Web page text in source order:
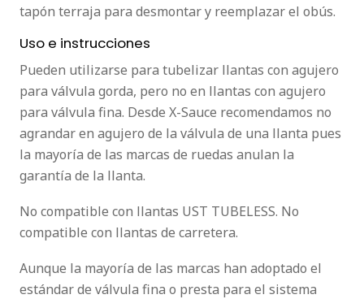
tapón terraja para desmontar y reemplazar el obús.
Uso e instrucciones
Pueden utilizarse para tubelizar llantas con agujero
para válvula gorda, pero no en llantas con agujero
para válvula fina. Desde X-Sauce recomendamos no
agrandar en agujero de la válvula de una llanta pues
la mayoría de las marcas de ruedas anulan la
garantía de la llanta.
No compatible con llantas UST TUBELESS. No
compatible con llantas de carretera.
Aunque la mayoría de las marcas han adoptado el
estándar de válvula fina o presta para el sistema